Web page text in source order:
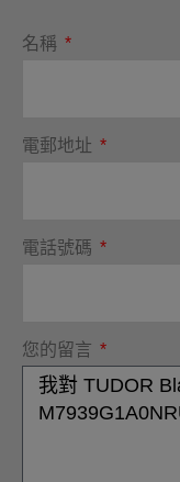
名稱
電郵地址
電話號碼
您的留言